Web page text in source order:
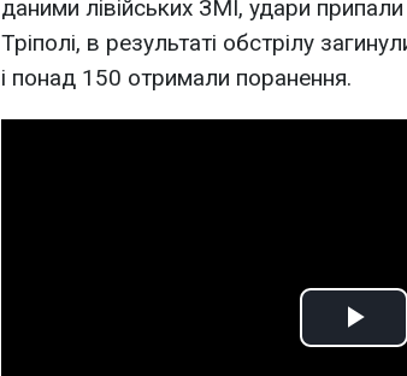
даними лівійських ЗМІ, удари
Тріполі, в результаті обстрілу
і понад 150 отримали поранення.
Play